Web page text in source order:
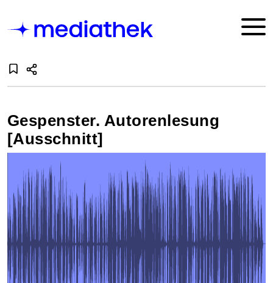
Gespenster. Autorenlesung
[Ausschnitt]